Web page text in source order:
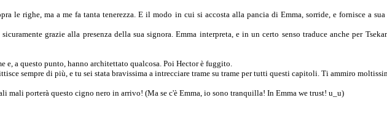
le righe, ma a me fa tanta tenerezza. E il modo in cui si accosta alla pancia di Emma, sorride, e fornisce a sua
grazie alla presenza della sua signora. Emma interpreta, e in un certo senso traduce anche per
e, a questo punto, hanno architettato qualcosa. Poi Hector è fuggito.
sempre di più, e tu sei stata bravissima a intrecciare trame su trame per tutti questi capitoli. Ti ammiro
mali porterà questo cigno nero in arrivo! (Ma se c'è Emma, io sono tranquilla! In Emma we trust! u_u)